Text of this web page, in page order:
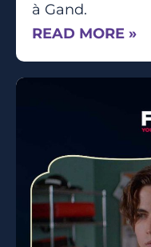
à Gand.
READ MORE »